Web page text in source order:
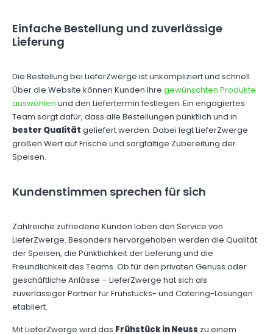
Einfache Bestellung und zuverlässige
Lieferung
Die Bestellung bei LieferZwerge ist unkompliziert und schnell.
Über die Website können Kunden ihre gewünschten Produkte
auswählen und den Liefertermin festlegen. Ein engagiertes
Team sorgt dafür, dass alle Bestellungen pünktlich und in
bester Qualität geliefert werden. Dabei legt LieferZwerge
großen Wert auf Frische und sorgfältige Zubereitung der
Speisen.
Kundenstimmen sprechen für sich
Zahlreiche zufriedene Kunden loben den Service von
LieferZwerge. Besonders hervorgehoben werden die Qualität
der Speisen, die Pünktlichkeit der Lieferung und die
Freundlichkeit des Teams. Ob für den privaten Genuss oder
geschäftliche Anlässe – LieferZwerge hat sich als
zuverlässiger Partner für Frühstücks- und Catering-Lösungen
etabliert.
Mit LieferZwerge wird das Frühstück in Neuss zu einem